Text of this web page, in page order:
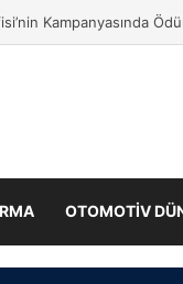
Kampanyasında
OTOMOTİV